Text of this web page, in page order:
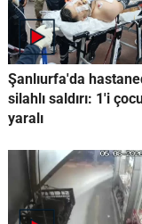
Şanlıurfa'da
silahlı saldırı: 1'i
yaralı